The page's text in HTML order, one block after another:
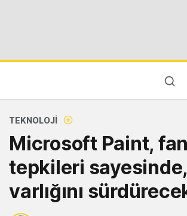
TEKNOLOJI
Microsoft Paint,
tepkileri sayesinde,
varlığını